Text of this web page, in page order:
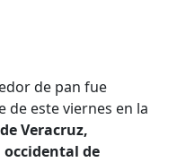
de pan fue
de este viernes en la
Veracruz,
de